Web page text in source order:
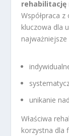
rehabilitację
Współpraca
kluczowa dla
unikanie
Właściwa
korzystna dla